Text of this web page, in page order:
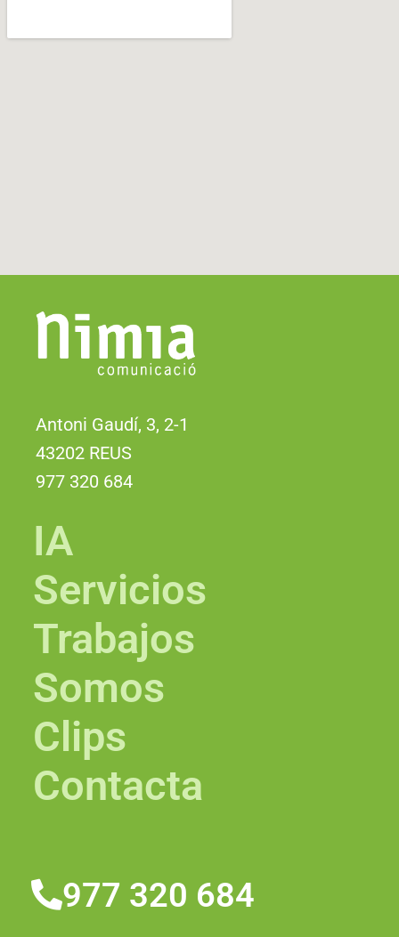
Antoni Gaudí, 3, 2-1
43202 REUS
977 320 684
IA
Servicios
Trabajos
Somos
Clips
Contacta
977 320 684